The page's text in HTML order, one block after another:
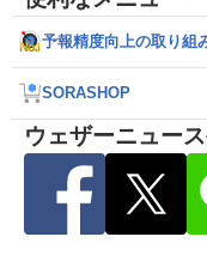
予報精度向上の取り組
SORASHOP
ウェザーニュー